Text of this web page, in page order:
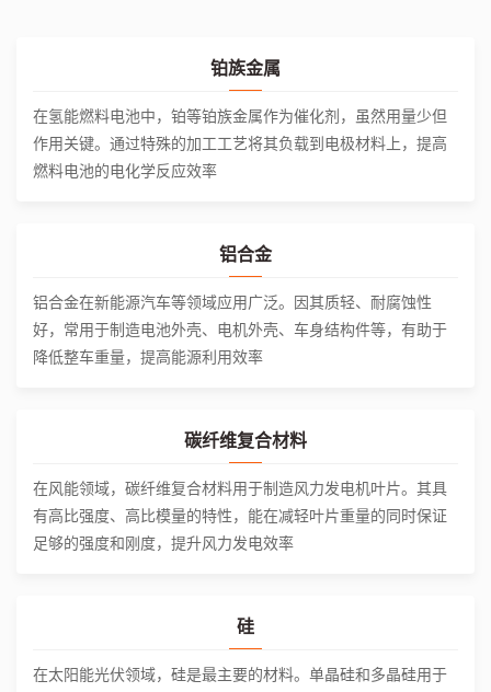
铂族金属
在氢能燃料电池中，铂等铂族金属作为催化剂，虽然用量少但
作用关键。通过特殊的加工工艺将其负载到电极材料上，提高
燃料电池的电化学反应效率
铝合金
铝合金在新能源汽车等领域应用广泛。因其质轻、耐腐蚀性
好，常用于制造电池外壳、电机外壳、车身结构件等，有助于
降低整车重量，提高能源利用效率
碳纤维复合材料
在风能领域，碳纤维复合材料用于制造风力发电机叶片。其具
有高比强度、高比模量的特性，能在减轻叶片重量的同时保证
足够的强度和刚度，提升风力发电效率
硅
在太阳能光伏领域，硅是最主要的材料。单晶硅和多晶硅用于